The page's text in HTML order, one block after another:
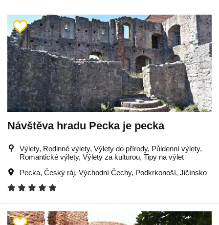
Návštěva hradu Pecka je pecka
Výlety, Rodinné výlety, Výlety do přírody, Půldenní výlety,
Romantické výlety, Výlety za kulturou, Tipy na výlet
Pecka, Český ráj, Východní Čechy, Podkrkonoší, Jičínsko